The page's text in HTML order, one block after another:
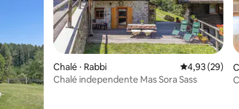
Chalé ⋅ Rabbi 4,93 de uma
4,93 (29)
Chalé independente Mas Sora Sass